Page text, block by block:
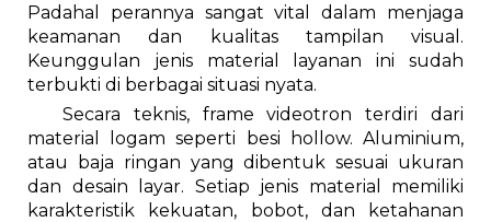
Padahal perannya sangat vital dalam menjaga
keamanan dan kualitas tampilan visual.
Keunggulan jenis material layanan ini sudah
terbukti di berbagai situasi nyata.
Secara teknis, frame videotron terdiri dari
material logam seperti besi hollow. Aluminium,
atau baja ringan yang dibentuk sesuai ukuran
dan desain layar. Setiap jenis material memiliki
karakteristik kekuatan, bobot, dan ketahanan